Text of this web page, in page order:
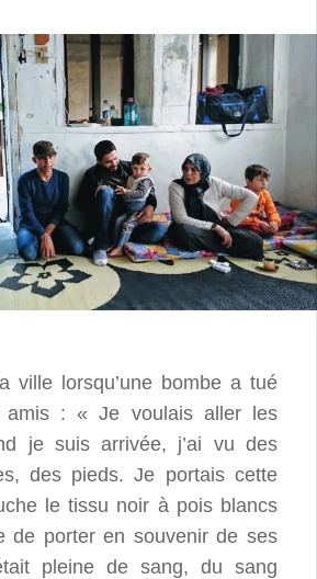
ville lorsqu’une bombe a tué
amis : « Je voulais aller les
je suis arrivée, j’ai vu des
des pieds. Je portais cette
le tissu noir à pois blancs
de porter en souvenir de ses
pleine de sang, du sang